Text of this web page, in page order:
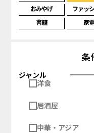
おみやげ ファッ
書籍
家
条
ジャンル
洋食
居酒屋
中華・アジア